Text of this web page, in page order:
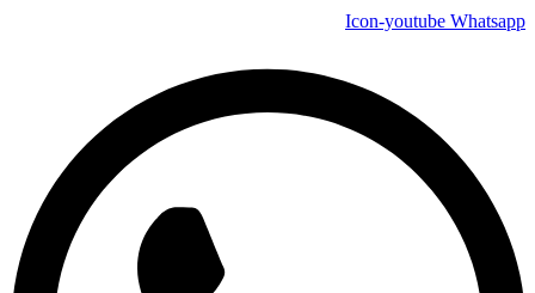
Icon-youtube Whatsapp